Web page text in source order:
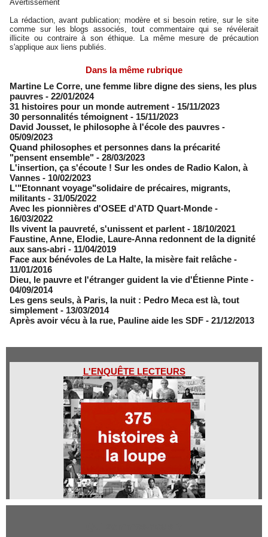
Avertissement
La rédaction, avant publication; modère et si besoin retire, sur le site
comme sur les blogs associés, tout commentaire qui se révélerait
illicite ou contraire à son éthique. La même mesure de précaution
s'applique aux liens publiés.
Dans la même rubrique
Martine Le Corre, une femme libre digne des siens, les plus
pauvres - 22/01/2024
31 histoires pour un monde autrement - 15/11/2023
30 personnalités témoignent - 15/11/2023
David Jousset, le philosophe à l'école des pauvres -
05/09/2023
Quand philosophes et personnes dans la précarité
"pensent ensemble" - 28/03/2023
L'insertion, ça s'écoute ! Sur les ondes de Radio Kalon, à
Vannes - 10/02/2023
L'"Etonnant voyage"solidaire de précaires, migrants,
militants - 31/05/2022
Avec les pionnières d'OSEE d'ATD Quart-Monde -
16/03/2022
Ils vivent la pauvreté, s'unissent et parlent - 18/10/2021
Faustine, Anne, Elodie, Laure-Anna redonnent de la dignité
aux sans-abri - 11/04/2019
Face aux bénévoles de La Halte, la misère fait relâche -
11/01/2016
Dieu, le pauvre et l'étranger guident la vie d'Étienne Pinte -
04/09/2014
Les gens seuls, à Paris, la nuit : Pedro Meca est là, tout
simplement - 13/03/2014
Après avoir vécu à la rue, Pauline aide les SDF - 21/12/2013
L'ENQUÊTE LECTEURS